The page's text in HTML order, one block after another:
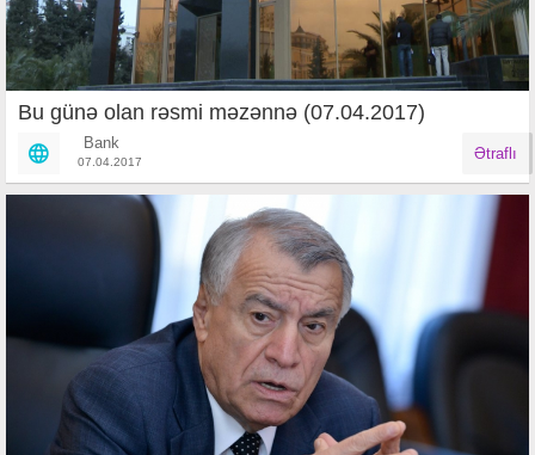
Bu günə olan rəsmi məzənnə (07.04.2017)
Bank
07.04.2017 Ətraflı